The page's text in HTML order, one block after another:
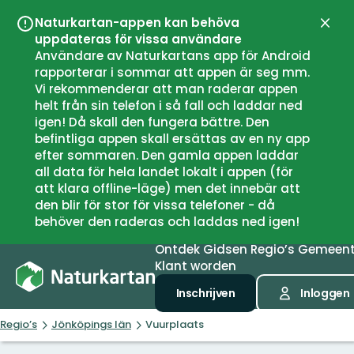
Naturkartan-appen kan behöva
uppdateras för vissa användare
Användare av Naturkartans app för Android
rapporterar i sommar att appen är seg mm.
Vi rekommenderar att man raderar appen
helt från sin telefon i så fall och laddar ned
igen! Då skall den fungera bättre. Den
befintliga appen skall ersättas av en ny app
efter sommaren. Den gamla appen laddar
all data för hela landet lokalt i appen (för
att klara offline-läge) men det innebär att
den blir för stor för vissa telefoner - då
behöver den raderas och laddas ned igen!
OntdekGidsenRegio’s
Klant worden
Inschrijven Inloggen
Regio’s Jönköpings län Vuurplaats